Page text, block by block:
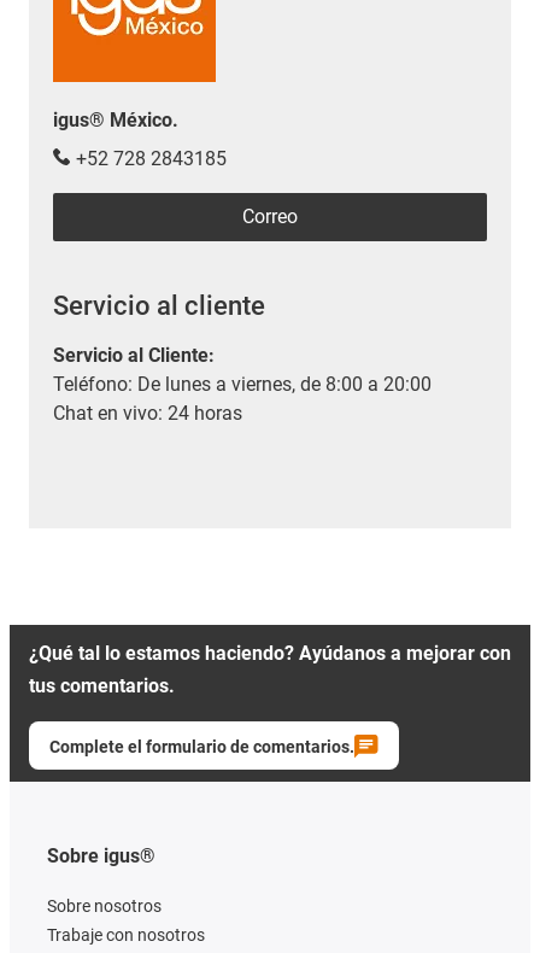
igus® México.
+52 728 2843185
Correo
Servicio al cliente
Servicio al Cliente:
Teléfono: De lunes a viernes, de 8:00 a 20:00
Chat en vivo: 24 horas
¿Qué tal lo estamos haciendo? Ayúdanos a mejorar con
tus comentarios.
Complete el formulario de comentarios.
Sobre igus®
Sobre nosotros
Trabaje con nosotros